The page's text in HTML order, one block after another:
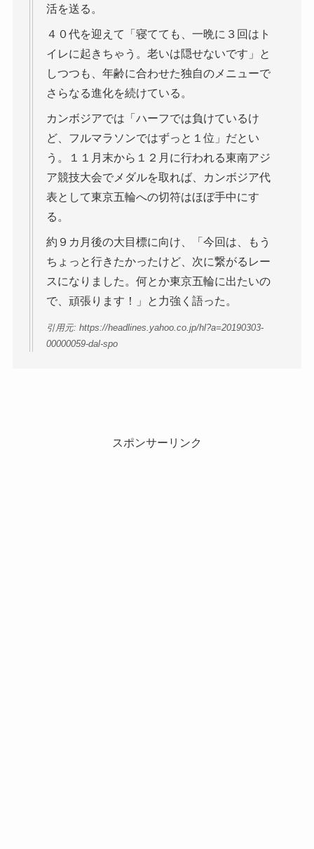
活を送る。
４０代を迎えて「寝てても、一晩に３回はト
イレに起きちゃう。老いは隠せないです」と
しつつも、年齢に合わせた独自のメニューで
さらなる進化を続けている。
カンボジアでは「ハーフでは負けているけ
ど、フルマラソンではずっと１位」だとい
う。１１月末から１２月に行われる東南アジ
ア競技大会でメダルを取れば、カンボジア代
表として東京五輪への切符はほぼ手中にす
る。
約９カ月後の大目標に向け、「今回は、もう
ちょっと行きたかったけど、次に繋がるレー
スになりました。何とか東京五輪に出たいの
で、頑張ります！」と力強く語った。
引用元: https://headlines.yahoo.co.jp/hl?a=20190303-
00000059-dal-spo
スポンサーリンク